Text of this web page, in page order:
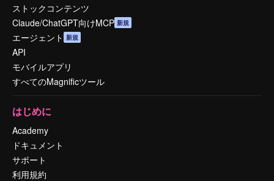
ストックコンテンツ
Claude/ChatGPT向けMCP 新規
エージェント 新規
API
モバイルアプリ
すべてのMagnificツール
はじめに
Academy
ドキュメント
サポート
利用規約